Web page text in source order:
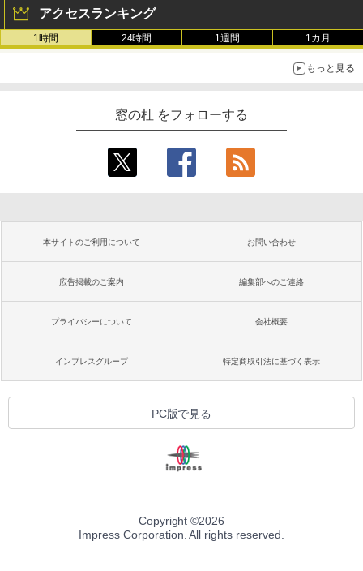
アクセスランキング
1時間 24時間 1週間 1カ月
もっと見る
窓の杜 をフォローする
本サイトのご利用について お問い合わせ
広告掲載のご案内 編集部へのご連絡
プライバシーについて 会社概要
インプレスグループ 特定商取引法に基づく表示
PC版で見る
Copyright ©2026
Impress Corporation. All rights reserved.